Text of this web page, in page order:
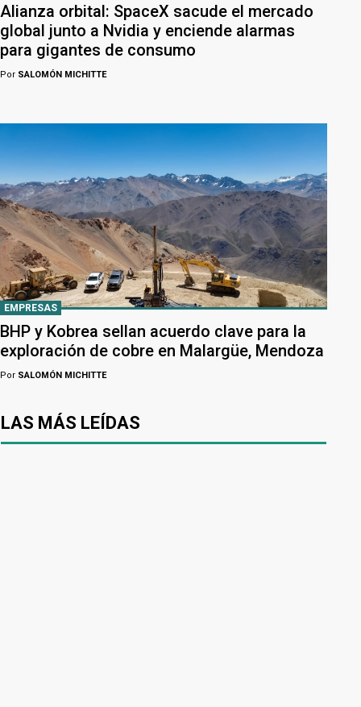
Alianza orbital: SpaceX sacude el mercado
global junto a Nvidia y enciende alarmas
para gigantes de consumo
Por SALOMÓN MICHITTE
EMPRESAS
BHP y Kobrea sellan acuerdo clave para la
exploración de cobre en Malargüe, Mendoza
Por SALOMÓN MICHITTE
LAS MÁS LEÍDAS